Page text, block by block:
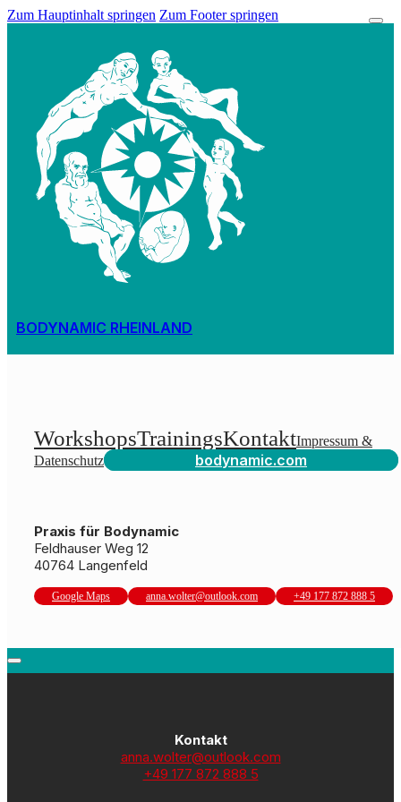
Zum Hauptinhalt springen Zum Footer springen
BODYNAMIC RHEINLAND
WorkshopsTrainingsKontaktImpressum &
Datenschutz
bodynamic.com
Praxis für Bodynamic
Feldhauser Weg 12
40764 Langenfeld
Google Maps anna.wolter@outlook.com +49 177 872 888 5
Kontakt
anna.wolter@outlook.com
+49 177 872 888 5